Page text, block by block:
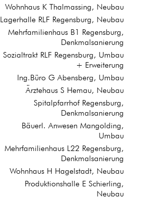
Wohnhaus K Thalmassing, Neubau
Lagerhalle RLF Regensburg, Neubau
Mehrfamilienhaus B1 Regensburg,
Denkmalsanierung
Sozialtrakt RLF Regensburg, Umbau
+ Erweiterung
Ing.Büro G Abensberg, Umbau
Ärztehaus S Hemau, Neubau
Spitalpfarrhof Regensburg,
Denkmalsanierung
Bäuerl. Anwesen Mangolding,
Umbau
Mehrfamilienhaus L22 Regensburg,
Denkmalsanierung
Wohnhaus H Hagelstadt, Neubau
Produktionshalle E Schierling,
Neubau